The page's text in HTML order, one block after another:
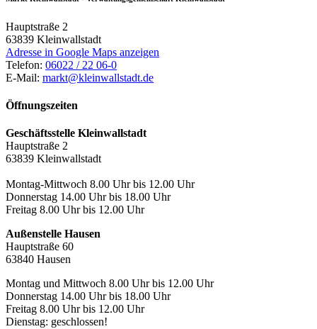
Hauptstraße 2
63839 Kleinwallstadt
Adresse in Google Maps anzeigen
Telefon: 06022 / 22 06-0
E-Mail: markt@kleinwallstadt.de
Öffnungszeiten
Geschäftsstelle Kleinwallstadt
Hauptstraße 2
63839 Kleinwallstadt
Montag-Mittwoch 8.00 Uhr bis 12.00 Uhr
Donnerstag 14.00 Uhr bis 18.00 Uhr
Freitag 8.00 Uhr bis 12.00 Uhr
Außenstelle Hausen
Hauptstraße 60
63840 Hausen
Montag und Mittwoch 8.00 Uhr bis 12.00 Uhr
Donnerstag 14.00 Uhr bis 18.00 Uhr
Freitag 8.00 Uhr bis 12.00 Uhr
Dienstag: geschlossen!